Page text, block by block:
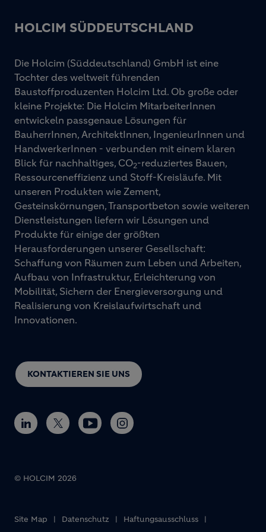
HOLCIM SÜDDEUTSCHLAND
KONTAKTIEREN SIE UNS
Die Holcim (Süddeutschland) GmbH ist eine
Tochter des weltweit führenden
Baustoffproduzenten Holcim Ltd. Ob große oder
kleine Projekte: Die Holcim MitarbeiterInnen
entwickeln passgenaue Lösungen für
BauherrInnen, ArchitektInnen, IngenieurInnen und
HandwerkerInnen - verbunden mit einem klaren
Blick für nachhaltiges, CO2-reduziertes Bauen,
Ressourceneffizienz und Stoff-Kreisläufe. Mit
unseren Produkten wie Zement,
Gesteinskörnungen, Transportbeton sowie weiteren
Dienstleistungen liefern wir Lösungen und
Produkte für einige der größten
Herausforderungen unserer Gesellschaft:
Schaffung von Räumen zum Leben und Arbeiten,
Aufbau von Infrastruktur, Erleichterung von
Mobilität, Sichern der Energieversorgung und
Realisierung von Kreislaufwirtschaft und
Innovationen.
Footer bottom
© HOLCIM 2026
Site Map Datenschutz
Haftungsausschluss